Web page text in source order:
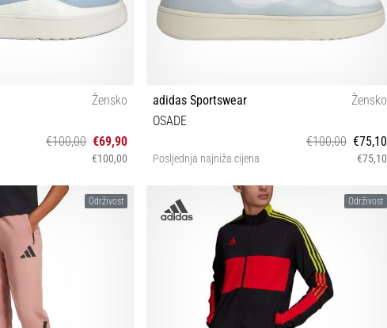
Žensko
€100,00 €69,90
€100,00
adidas Sportswear
Žensko
OSADE
€100,00 €75,10
Posljednja najniža cijena €75,10
36⅔ 37⅓ 38 38⅔ 39⅓ 40⅔
Održivost Održivost